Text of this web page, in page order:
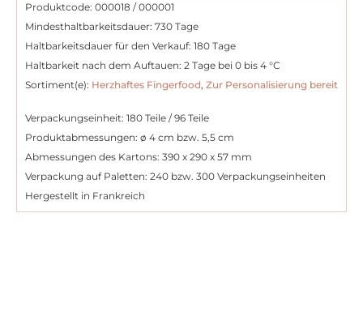
Produktcode: 000018 / 000001
Mindesthaltbarkeitsdauer: 730 Tage
Haltbarkeitsdauer für den Verkauf: 180 Tage
Haltbarkeit nach dem Auftauen: 2 Tage bei 0 bis 4 °C
Sortiment(e): Herzhaftes Fingerfood, Zur Personalisierung bereit
Verpackungseinheit: 180 Teile / 96 Teile
Produktabmessungen: ø 4 cm bzw. 5,5 cm
Abmessungen des Kartons: 390 x 290 x 57 mm
Verpackung auf Paletten: 240 bzw. 300 Verpackungseinheiten
Hergestellt in Frankreich